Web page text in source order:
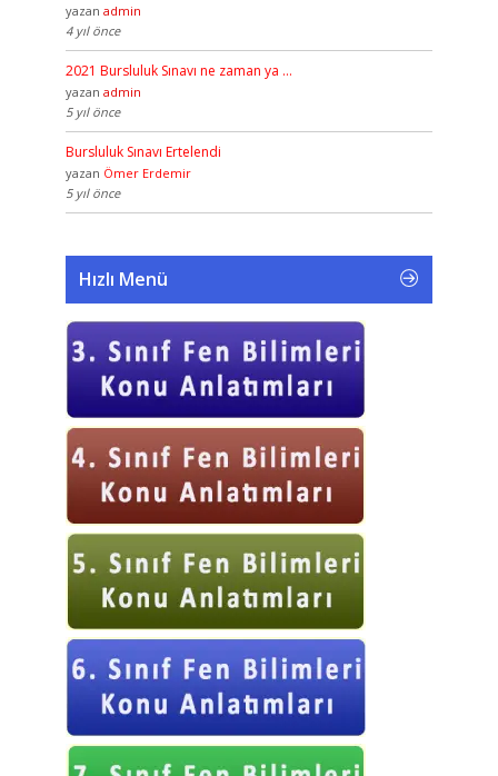
yazan admin
4 yıl önce
2021 Bursluluk Sınavı ne zaman ya …
yazan admin
5 yıl önce
Bursluluk Sınavı Ertelendi
yazan Ömer Erdemir
5 yıl önce
Hızlı Menü